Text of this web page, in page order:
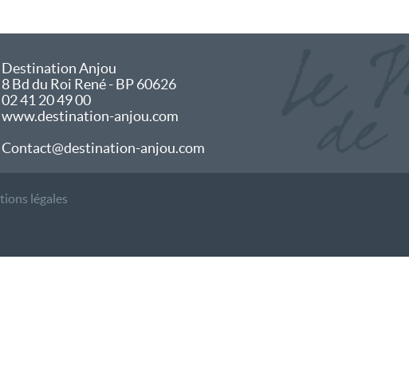
Destination Anjou
8 Bd du Roi René - BP 60626
02 41 20 49 00
www.destination-anjou.com
Contact@destination-anjou.com
légales